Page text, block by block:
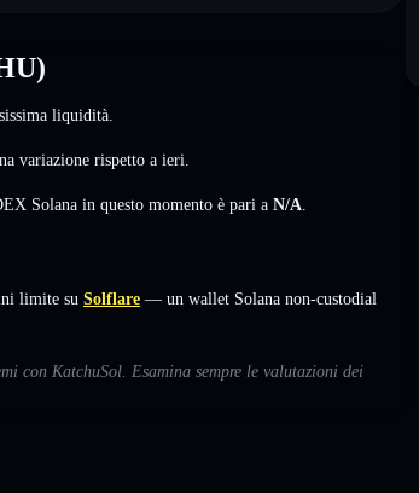
liquidità.
variazione rispetto a ieri.
Solana in questo momento è pari a N/A
limite su Solflare — un wallet Solana non-custodial
con KatchuSol. Esamina sempre le valutazioni dei